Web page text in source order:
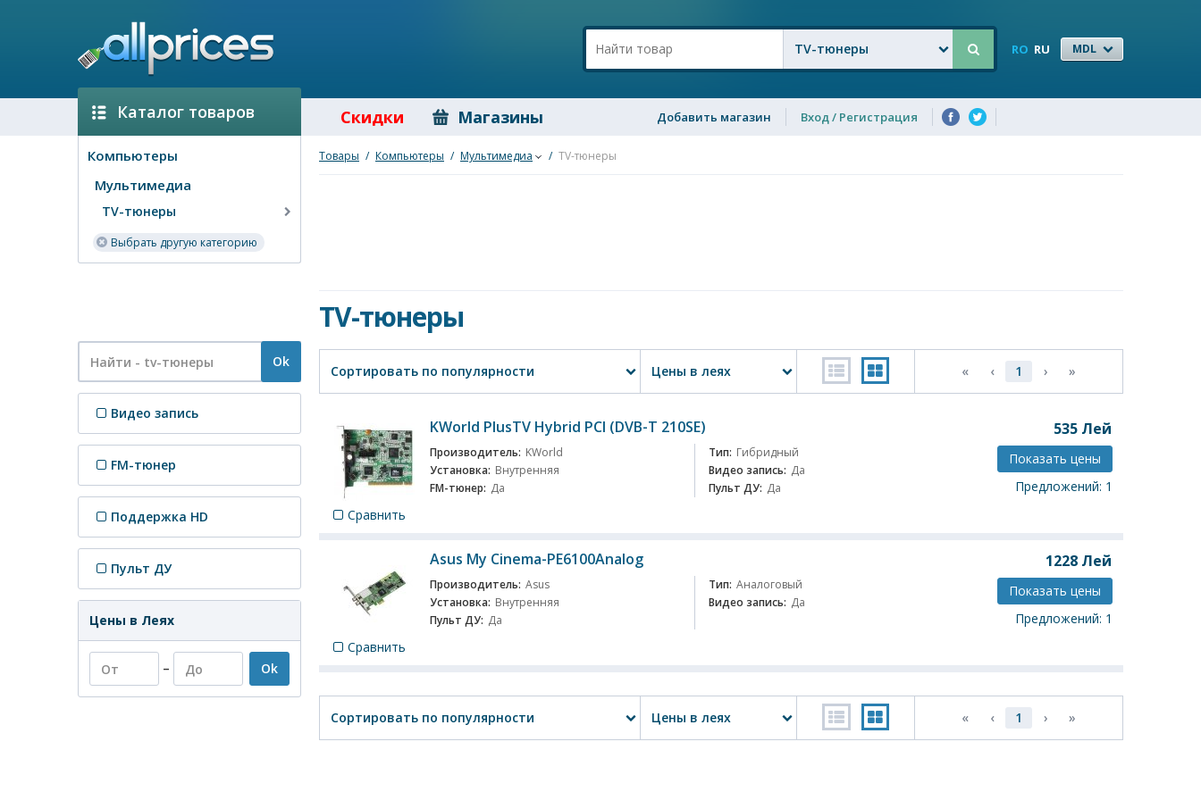
TV-тюнеры RO RU MDL
Каталог товаров Скидки Магазины Добавить магазин Вход / Регистрация
Компьютеры
Мультимедиа
TV-тюнеры
Выбрать другую категорию
Ok
Видео запись
FM-тюнер
Поддержка HD
Пульт ДУ
Цены в Леях
– Ok
Товары / Компьютеры / Мультимедиа / TV-тюнеры
TV-тюнеры
Сортировать по популярности Цены в леях « ‹ 1 › »
Сравнить
KWorld PlusTV Hybrid PCI (DVB-T 210SE)
Производитель: KWorld Тип: Гибридный
Установка: Внутренняя Видео запись: Да
FM-тюнер: Да Пульт ДУ: Да
535 Лей
Показать цены
Предложений: 1
Сравнить
Asus My Cinema-PE6100Analog
Производитель: Asus Тип: Аналоговый
Установка: Внутренняя Видео запись: Да
Пульт ДУ: Да
1228 Лей
Показать цены
Предложений: 1
Сортировать по популярности Цены в леях « ‹ 1 › »